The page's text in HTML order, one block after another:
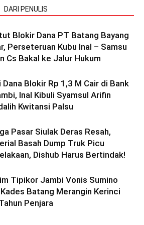
DARI PENULIS
Blokir Dana PT Batang Bayang
Perseteruan Kubu Inal – Samsu
Cs Bakal ke Jalur Hukum
Dana Blokir Rp 1,3 M Cair di Bank
Inal Kibuli Syamsul Arifin
Kwitansi Palsu
Pasar Siulak Deras Resah,
Basah Dump Truk Picu
Dishub Harus Bertindak!
Tipikor Jambi Vonis Sumino
Batang Merangin Kerinci
Penjara